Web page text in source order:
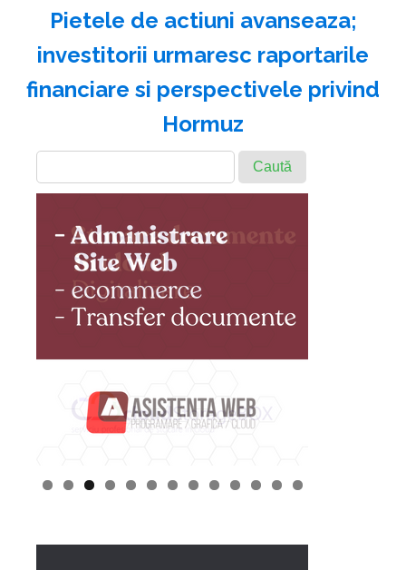
Pietele de actiuni avanseaza;
investitorii urmaresc raportarile
financiare si perspectivele privind
Hormuz